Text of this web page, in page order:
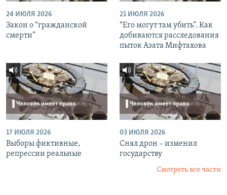
24 ИЮЛЯ 2026
Закон о “гражданской
смерти”
21 ИЮЛЯ 2026
“Его могут там убить”. Как
добиваются расследования
пыток Азата Мифтахова
17 ИЮЛЯ 2026
Выборы фиктивные,
репрессии реальные
03 ИЮЛЯ 2026
Снял дрон – изменил
государству
Смотреть все части